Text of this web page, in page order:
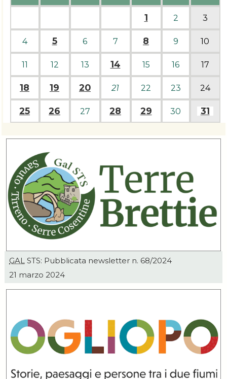
1 2 3
4 5 6 7 8 9 10
11 12 13 14 15 16 17
18 19 20 21 22 23 24
25 26 27 28 29 30 31
GAL STS: Pubblicata newsletter n. 68/2024
21 marzo 2024